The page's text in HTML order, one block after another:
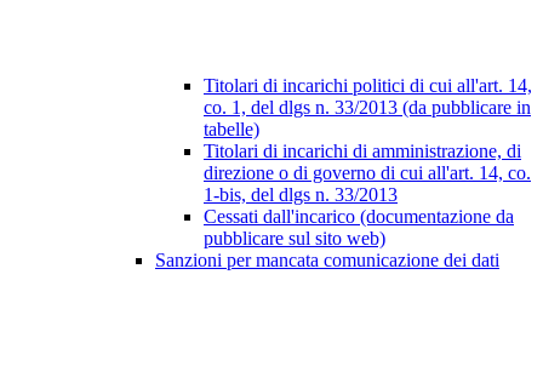
Titolari di incarichi politici di cui all'art. 14,
co. 1, del dlgs n. 33/2013 (da pubblicare in
tabelle)
Titolari di incarichi di amministrazione, di
direzione o di governo di cui all'art. 14, co.
1-bis, del dlgs n. 33/2013
Cessati dall'incarico (documentazione da
pubblicare sul sito web)
Sanzioni per mancata comunicazione dei dati